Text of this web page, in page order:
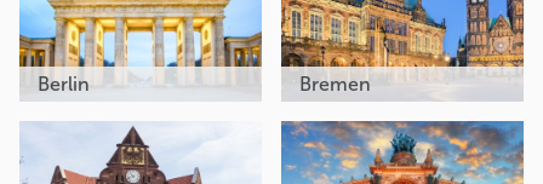
Berlin Bremen